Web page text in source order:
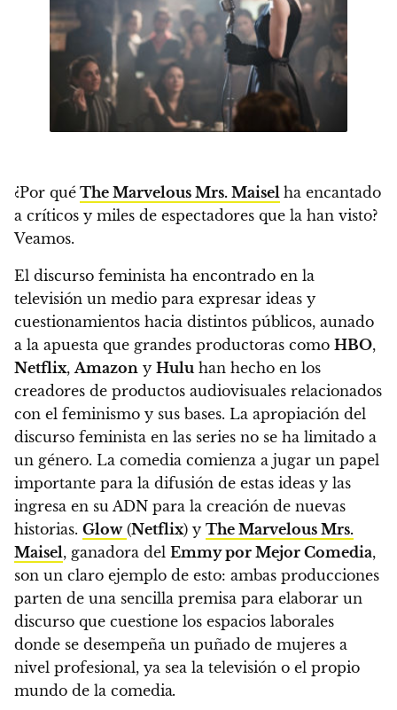
¿Por qué The Marvelous Mrs. Maisel ha encantado
a críticos y miles de espectadores que la han visto?
Veamos.
El discurso feminista ha encontrado en la
televisión un medio para expresar ideas y
cuestionamientos hacia distintos públicos, aunado
a la apuesta que grandes productoras como HBO,
Netflix, Amazon y Hulu han hecho en los
creadores de productos audiovisuales relacionados
con el feminismo y sus bases. La apropiación del
discurso feminista en las series no se ha limitado a
un género. La comedia comienza a jugar un papel
importante para la difusión de estas ideas y las
ingresa en su ADN para la creación de nuevas
historias. Glow (Netflix) y The Marvelous Mrs.
Maisel, ganadora del Emmy por Mejor Comedia,
son un claro ejemplo de esto: ambas producciones
parten de una sencilla premisa para elaborar un
discurso que cuestione los espacios laborales
donde se desempeña un puñado de mujeres a
nivel profesional, ya sea la televisión o el propio
mundo de la comedia.